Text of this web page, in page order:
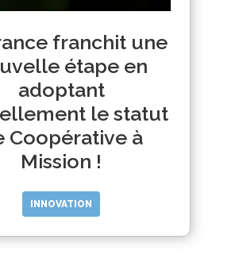
franchit une
étape en
adoptant
le statut
Coopérative à
Mission !
INNOVATION